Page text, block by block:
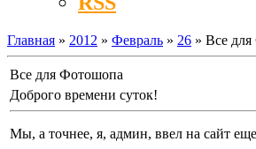
Главная » 2012 » Февраль » 26 » Все
Все для Фотошопа
Доброго времени суток!
Мы, а точнее, я, админ, ввел на сайт